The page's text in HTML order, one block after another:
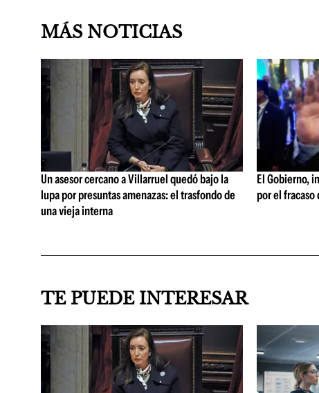
MÁS NOTICIAS
Un asesor cercano a Villarruel quedó bajo la
lupa por presuntas amenazas: el trasfondo de
una vieja interna
El Gobierno,
por el fracaso
TE PUEDE INTERESAR